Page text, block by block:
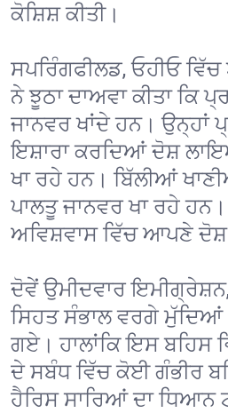
ਕੋਸ਼ਿਸ਼ ਕੀਤੀ।
ਸਪਰਿੰਗਫੀਲਡ, ਓਹੀਓ
ਨੇ ਝੂਠਾ ਦਾਅਵਾ ਕੀਤਾ ਕਿ
ਜਾਨਵਰ ਖਾਂਦੇ ਹਨ। ਉਨ੍ਹਾਂ
ਇਸ਼ਾਰਾ ਕਰਦਿਆਂ ਦੋਸ਼
ਖਾ ਰਹੇ ਹਨ। ਬਿੱਲੀਆਂ
ਪਾਲਤੂ ਜਾਨਵਰ ਖਾ ਰਹੇ
ਅਵਿਸ਼ਵਾਸ ਵਿੱਚ ਆਪਣੇ
ਦੋਵੇਂ ਉਮੀਦਵਾਰ
ਸਿਹਤ ਸੰਭਾਲ ਵਰਗੇ ਮੁੱਦਿਆਂ
ਗਏ। ਹਾਲਾਂਕਿ ਇਸ ਬਹਿਸ
ਦੇ ਸਬੰਧ ਵਿੱਚ ਕੋਈ ਗੰਭੀਰ
ਹੈਰਿਸ ਸਾਰਿਆਂ ਦਾ ਧਿਆਨ